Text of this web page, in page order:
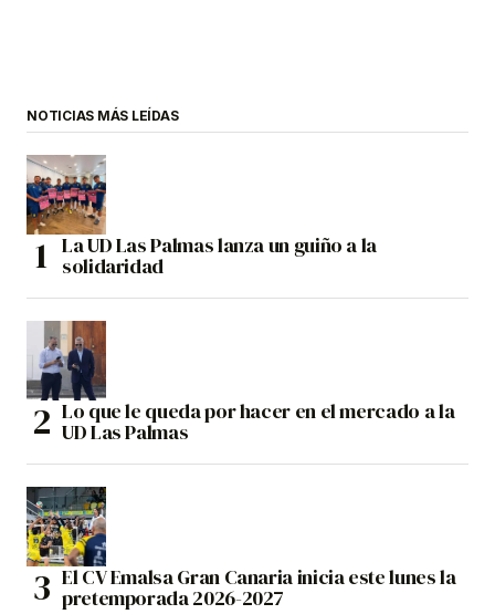
NOTICIAS MÁS LEÍDAS
La UD Las Palmas lanza un guiño a la
solidaridad
Lo que le queda por hacer en el mercado a la
UD Las Palmas
El CV Emalsa Gran Canaria inicia este lunes la
pretemporada 2026-2027